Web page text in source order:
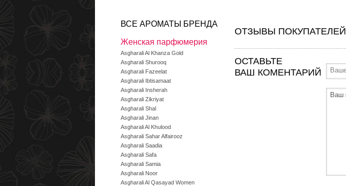
ОТЗЫВЫ ПОКУПАТЕЛЕЙ
ОСТАВЬТЕ
ВАШ КОМЕНТАРИЙ
ВСЕ АРОМАТЫ БРЕНДА
Женская парфюмерия
Asgharali Al Khanza Gold
Asgharali Shurooq
Asgharali Fazeelat
Asgharali Ibtisamaat
Asgharali Insherah
Asgharali Zikriyat
Asgharali Shal
Asgharali Jinan
Asgharali Al Khulood
Asgharali Sahar Alfairooz
Asgharali Saadia
Asgharali Safa
Asgharali Samia
Asgharali Noor
Asgharali Al Qasayad Women